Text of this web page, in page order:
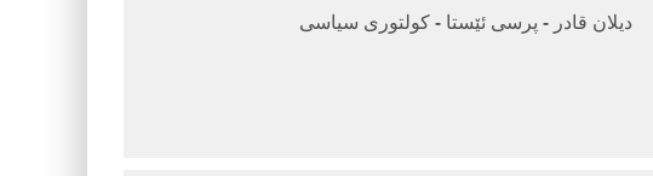
دیلان قادر - پرسی ئێستا - کولتوری سیاسی